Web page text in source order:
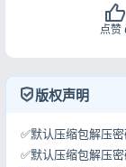
点赞
版权声明
✅默认压缩包解压
✅默认压缩包解